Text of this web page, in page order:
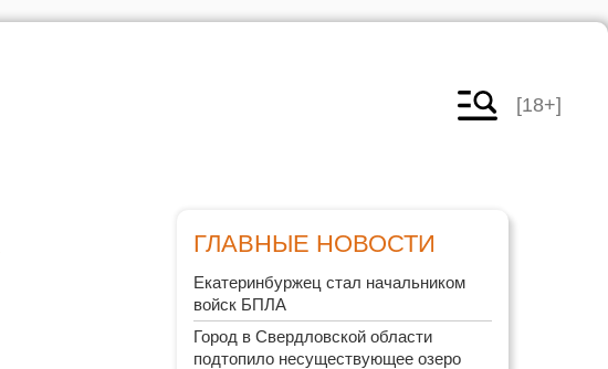
[18+]
ГЛАВНЫЕ НОВОСТИ
Екатеринбуржец стал начальником
войск БПЛА
Город в Свердловской области
подтопило несуществующее озеро